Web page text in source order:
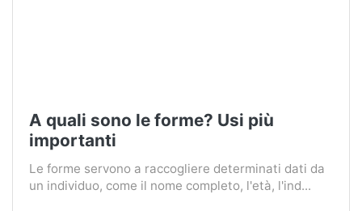
A quali sono le forme? Usi più
importanti
Le forme servono a raccogliere determinati dati da
un individuo, come il nome completo, l'età, l'ind...